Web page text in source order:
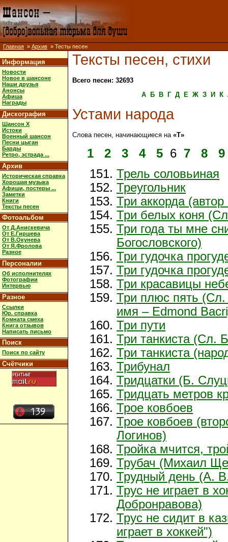
Главная » Архив » Тесты песен
Информация
Новости
Новое в шансоне
Наши друзья
Анонсы
Афиша
Награды
Дискография
Шансон X
Истоки
Военный шансон
Песни цыган
Барды
Ретро, эстрада ...
Архив
Историческая справка
Хорошая музыка
Афиши, постеры ...
Заметки
Книги
Тексты песен
Фотоальбом
От Д.Анискевича
От Е.Гиршева
От В.Окунева
От Я.Фролова
Разное
Персоналии
Об исполнителях
Фотографии
Интервью
Разное
Ссылки
Юр. справка
Комната смеха
Книга отзывов
Написать письмо
Поиск
Поиск по сайту
Счётчики
Тексты песен, стихи
Всего песен: 32693
А
Б В Г Д Е Ж З И К
Устами народа
Слова песен, начинающиеся на «Т»
1 2 3 4 5 6 7 8
9
Трель соловьиная
Треугольник
Три аккорда
Три белых коня
Три года ты мне
Богословского)
Три гудочка
Три гудочка
Три красавицы
Три плюс пять
имя – Edmond
Три пути
Три танкиста (Сл.
Три танкиста
Трибунал
Тридцатки (Б.
Тридцать метров
Трое ковбоев
Трое ковбоев
Логинов)
Тройка мчится,
Трубач (Михаил
Трудный день (А.
Трус не играет в
Добронравова)
Трус не сидит в
играет в хоккей")